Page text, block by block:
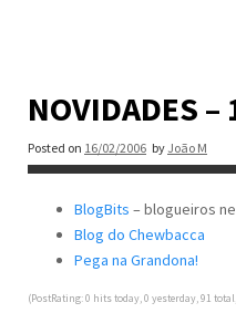
NOVIDADES –
Posted on 16/02/2006 by João M
BlogBits – blogueiros
Blog do Chewbacca
Pega na Grandona!
(PostRating: 0 hits today, 0 yesterday, 91